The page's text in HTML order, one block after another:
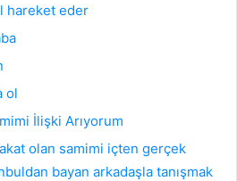
hareket eder
ol
İlişki Arıyorum
olan samimi içten gerçek
bayan arkadaşla tanışmak